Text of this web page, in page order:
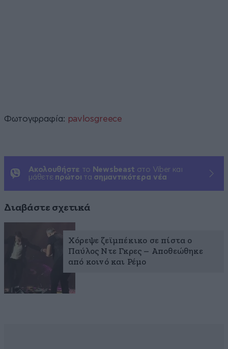
Φωτογφραφία: pavlosgreece
Ακολουθήστε το Newsbeast στο Viber και
μάθετε πρώτοι τα σημαντικότερα νέα
Διαβάστε σχετικά
Χόρεψε ζεϊμπέκικο σε πίστα ο
Παύλος Ντε Γκρες – Αποθεώθηκε
από κοινό και Ρέμο